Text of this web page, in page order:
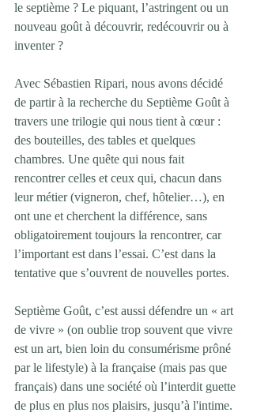
le septième ? Le piquant, l’astringent ou un
nouveau goût à découvrir, redécouvrir ou à
inventer ?
Avec Sébastien Ripari, nous avons décidé
de partir à la recherche du Septième Goût à
travers une trilogie qui nous tient à cœur :
des bouteilles, des tables et quelques
chambres. Une quête qui nous fait
rencontrer celles et ceux qui, chacun dans
leur métier (vigneron, chef, hôtelier…), en
ont une et cherchent la différence, sans
obligatoirement toujours la rencontrer, car
l’important est dans l’essai. C’est dans la
tentative que s’ouvrent de nouvelles portes.
Septième Goût, c’est aussi défendre un « art
de vivre » (on oublie trop souvent que vivre
est un art, bien loin du consumérisme prôné
par le lifestyle) à la française (mais pas que
français) dans une société où l’interdit guette
de plus en plus nos plaisirs, jusqu’à l'intime.